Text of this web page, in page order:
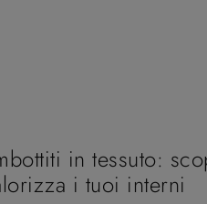
in tessuto:
i tuoi interni